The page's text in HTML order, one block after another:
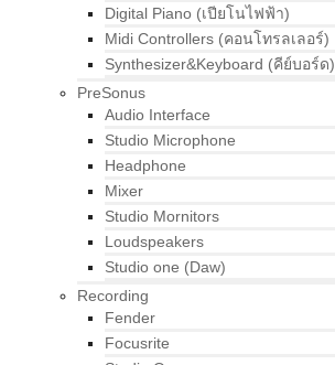
Digital Piano (เปียโนไฟฟ้า)
Midi Controllers (คอนโทรลเลอร์)
Synthesizer&Keyboard (คีย์บอร์ด)
PreSonus
Audio Interface
Studio Microphone
Headphone
Mixer
Studio Mornitors
Loudspeakers
Studio one (Daw)
Recording
Fender
Focusrite